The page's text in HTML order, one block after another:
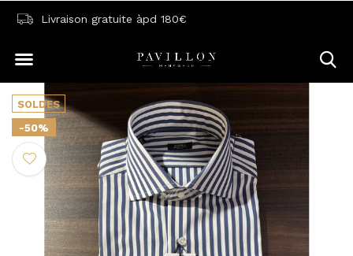
Livraison gratuite àpd 180€
SOLDES
-50%